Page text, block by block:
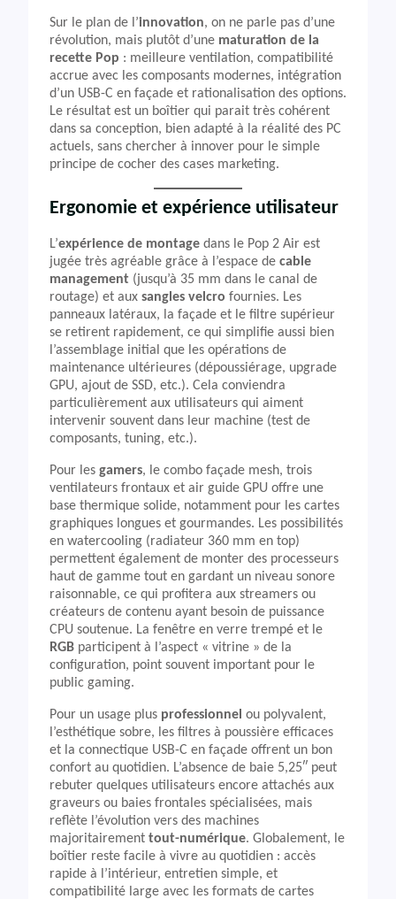
Sur le plan de l’innovation, on ne parle pas d’une
révolution, mais plutôt d’une maturation de la
recette Pop : meilleure ventilation, compatibilité
accrue avec les composants modernes, intégration
d’un USB-C en façade et rationalisation des options.
Le résultat est un boîtier qui parait très cohérent
dans sa conception, bien adapté à la réalité des PC
actuels, sans chercher à innover pour le simple
principe de cocher des cases marketing.
Ergonomie et expérience utilisateur
L’expérience de montage dans le Pop 2 Air est
jugée très agréable grâce à l’espace de cable
management (jusqu’à 35 mm dans le canal de
routage) et aux sangles velcro fournies. Les
panneaux latéraux, la façade et le filtre supérieur
se retirent rapidement, ce qui simplifie aussi bien
l’assemblage initial que les opérations de
maintenance ultérieures (dépoussiérage, upgrade
GPU, ajout de SSD, etc.). Cela conviendra
particulièrement aux utilisateurs qui aiment
intervenir souvent dans leur machine (test de
composants, tuning, etc.).
Pour les gamers, le combo façade mesh, trois
ventilateurs frontaux et air guide GPU offre une
base thermique solide, notamment pour les cartes
graphiques longues et gourmandes. Les possibilités
en watercooling (radiateur 360 mm en top)
permettent également de monter des processeurs
haut de gamme tout en gardant un niveau sonore
raisonnable, ce qui profitera aux streamers ou
créateurs de contenu ayant besoin de puissance
CPU soutenue. La fenêtre en verre trempé et le
RGB participent à l’aspect « vitrine » de la
configuration, point souvent important pour le
public gaming.
Pour un usage plus professionnel ou polyvalent,
l’esthétique sobre, les filtres à poussière efficaces
et la connectique USB-C en façade offrent un bon
confort au quotidien. L’absence de baie 5,25″ peut
rebuter quelques utilisateurs encore attachés aux
graveurs ou baies frontales spécialisées, mais
reflète l’évolution vers des machines
majoritairement tout-numérique. Globalement, le
boîtier reste facile à vivre au quotidien : accès
rapide à l’intérieur, entretien simple, et
compatibilité large avec les formats de cartes